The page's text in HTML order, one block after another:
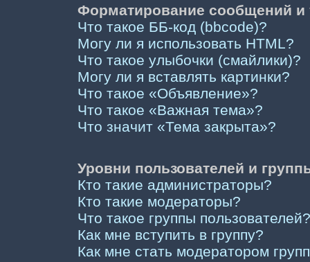
Форматирование сообщений
Что такое ББ-код (bbcode)?
Могу ли я использовать HTML?
Что такое улыбочки (смайлики)?
Могу ли я вставлять картинки?
Что такое «Объявление»?
Что такое «Важная тема»?
Что значит «Тема закрыта»?
Уровни пользователей и
Кто такие администраторы?
Кто такие модераторы?
Что такое группы пользователей?
Как мне вступить в группу?
Как мне стать модератором